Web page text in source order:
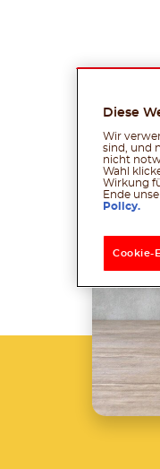
Diese
Wir
sind, und
nicht
Wahl
Wirkung
Ende
Policy.
Cookie-